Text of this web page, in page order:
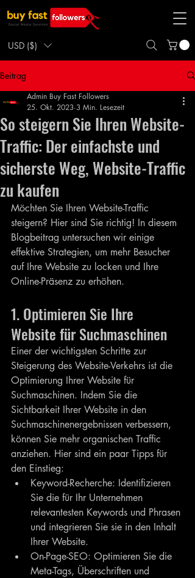
USD ($)
Beitrag
So steigern Sie Ihren Website-
Traffic: Der einfachste und
sicherste Weg, Website-Traffic
zu kaufen
Admin Buy Fast Followers
25. Okt. 2023 3 Min. Lesezeit
Möchten Sie Ihren Website-Traffic
steigern? Hier sind Sie richtig! In diesem
Blogbeitrag untersuchen wir einige
effektive Strategien, um mehr Besucher
auf Ihre Website zu locken und Ihre
Online-Präsenz zu erhöhen.
1. Optimieren Sie Ihre
Website für Suchmaschinen
Einer der wichtigsten Schritte zur
Steigerung des Website-Verkehrs ist die
Optimierung Ihrer Website für
Suchmaschinen. Indem Sie die
Sichtbarkeit Ihrer Website in den
Suchmaschinenergebnissen verbessern,
können Sie mehr organischen Traffic
anziehen. Hier sind ein paar Tipps für
den Einstieg:
Keyword-Recherche: Identifizieren
Sie die für Ihr Unternehmen
relevantesten Keywords und Phrasen
und integrieren Sie sie in den Inhalt
Ihrer Website.
On-Page-SEO: Optimieren Sie die
Meta-Tags, Überschriften und